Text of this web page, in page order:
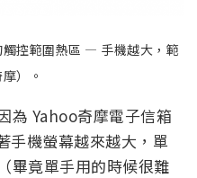
控範圍熱區 — 手機越大，範
）。
為 Yahoo奇摩電子信箱
手機螢幕越來越大，單
畢竟單手用的時候很難